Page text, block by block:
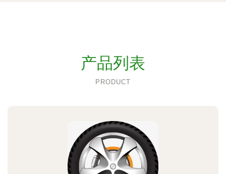
产品列表
PRODUCT